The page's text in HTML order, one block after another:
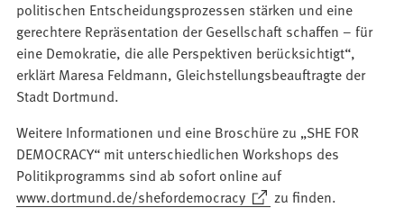
politischen Entscheidungsprozessen stärken und eine
gerechtere Repräsentation der Gesellschaft schaffen – für
eine Demokratie, die alle Perspektiven berücksichtigt“,
erklärt Maresa Feldmann, Gleichstellungsbeauftragte der
Stadt Dortmund.
Weitere Informationen und eine Broschüre zu „SHE FOR
DEMOCRACY“ mit unterschiedlichen Workshops des
Politikprogramms sind ab sofort online auf
www.dortmund.de/shefordemocracy
(Öffnet
zu finden.